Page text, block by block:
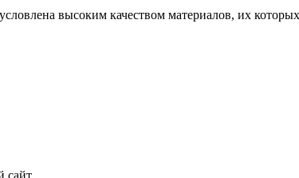
высоким качеством материалов, их